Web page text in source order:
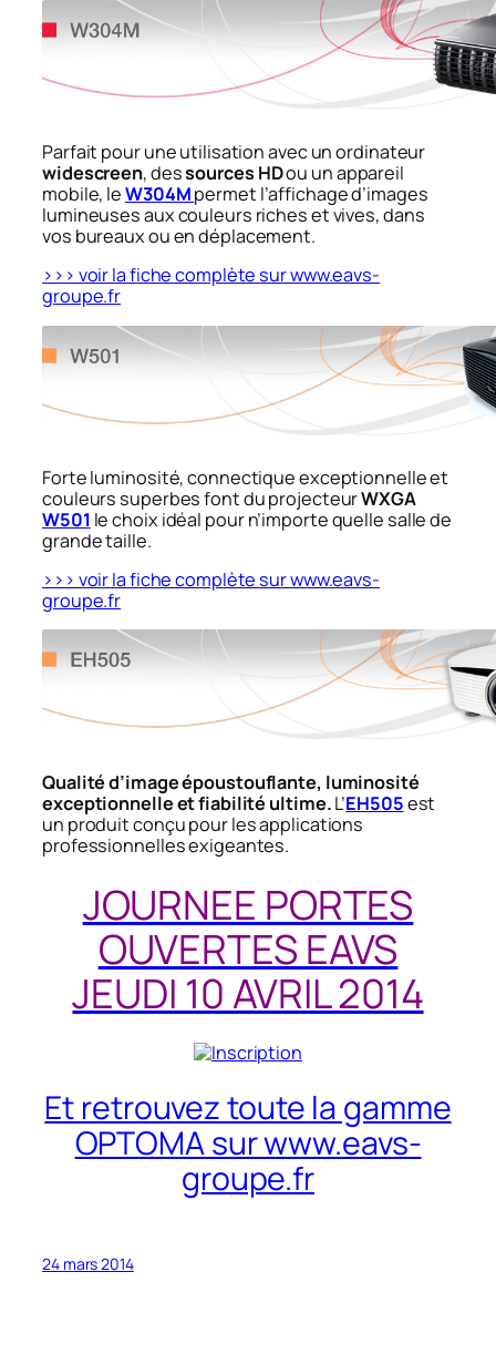
Parfait pour une utilisation avec un ordinateur
widescreen, dessources HDou un appareil
mobile, leW304Mpermet l’affichage d’images
lumineuses aux couleurs riches et vives, dans
vos bureaux ou en déplacement.
>>> voir la fiche complète sur www.eavs-
groupe.fr
Forte luminosité, connectique exceptionnelle et
couleurs superbes font du projecteurWXGA
W501 le choix idéal pour n’importe quelle salle de
grande taille.
>>> voir la fiche complète sur www.eavs-
groupe.fr
Qualité d’image époustouflante, luminosité
exceptionnelle et fiabilité ultime.L’EH505est
un produit conçu pour les applications
professionnelles exigeantes.
JOURNEE PORTES
OUVERTES EAVS
JEUDI 10 AVRIL 2014
Et retrouvez toute la gamme
OPTOMA sur www.eavs-
groupe.fr
24 mars 2014